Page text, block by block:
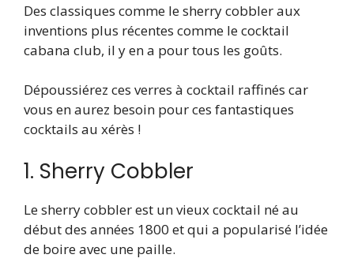
Des classiques comme le sherry cobbler aux
inventions plus récentes comme le cocktail
cabana club, il y en a pour tous les goûts.
Dépoussiérez ces verres à cocktail raffinés car
vous en aurez besoin pour ces fantastiques
cocktails au xérès !
1. Sherry Cobbler
Le sherry cobbler est un vieux cocktail né au
début des années 1800 et qui a popularisé l’idée
de boire avec une paille.